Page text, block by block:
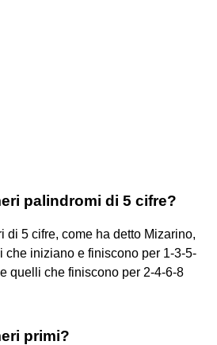
palindromi di 5 cifre?
di 5 cifre, come ha detto Mizarino,
che iniziano e finiscono per 1-3-5-
quelli che finiscono per 2-4-6-8
primi?